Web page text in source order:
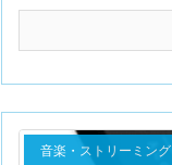
音楽・ストリーミング